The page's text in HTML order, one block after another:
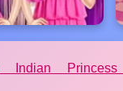
Indian